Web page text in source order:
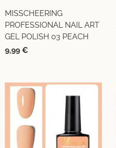
MISSCHEERING
PROFESSIONAL NAIL ART
GEL POLISH 03 PEACH
9,99 €